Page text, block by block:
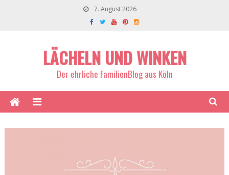
7. August 2026
LÄCHELN UND WINKEN
Der ehrliche FamilienBlog aus Köln